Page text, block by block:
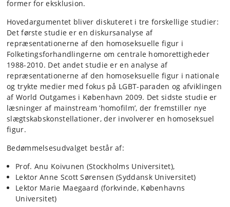
former for eksklusion.
Hovedargumentet bliver diskuteret i tre forskellige studier:
Det første studie er en diskursanalyse af
repræsentationerne af den homoseksuelle figur i
Folketingsforhandlingerne om centrale homorettigheder
1988-2010. Det andet studie er en analyse af
repræsentationerne af den homoseksuelle figur i nationale
og trykte medier med fokus på LGBT-paraden og afviklingen
af World Outgames i København 2009. Det sidste studie er
læsninger af mainstream ’homofilm’, der fremstiller nye
slægtskabskonstellationer, der involverer en homoseksuel
figur.
Bedømmelsesudvalget består af:
Prof. Anu Koivunen (Stockholms Universitet),
Lektor Anne Scott Sørensen (Syddansk Universitet)
Lektor Marie Maegaard (forkvinde, Københavns
Universitet)